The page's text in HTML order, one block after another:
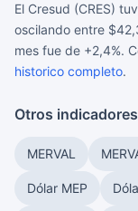
El Cresud (CRES)
oscilando entre
mes fue de +2,4%.
historico completo.
Otros
MERVAL
Dólar MEP